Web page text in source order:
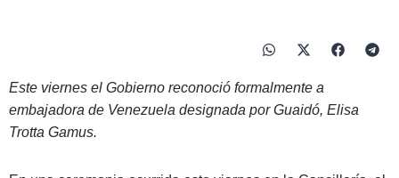
Este viernes el Gobierno reconoció formalmente a
embajadora de Venezuela designada por Guaidó, Elisa
Trotta Gamus.